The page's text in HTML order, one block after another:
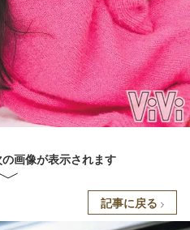
画像が表示されます
記事に戻る